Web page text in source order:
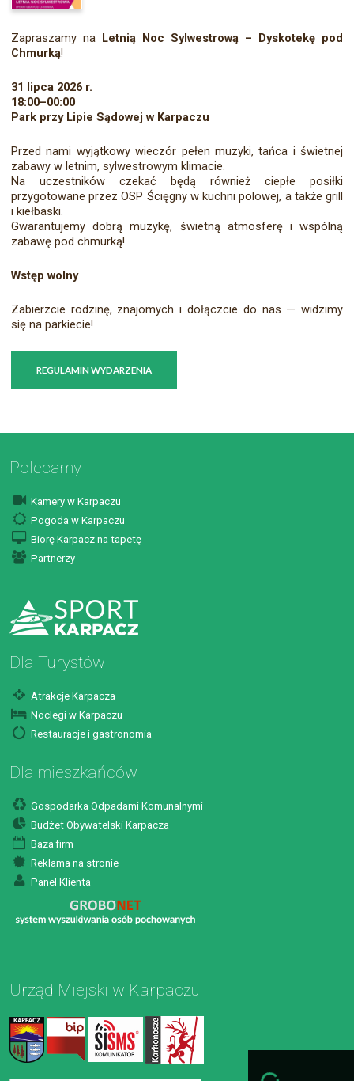
Zapraszamy na Letnią Noc Sylwestrową – Dyskotekę pod
Chmurką!
31 lipca 2026 r.
18:00–00:00
Park przy Lipie Sądowej w Karpaczu
Przed nami wyjątkowy wieczór pełen muzyki, tańca i świetnej
zabawy w letnim, sylwestrowym klimacie.
Na uczestników czekać będą również ciepłe posiłki
przygotowane przez OSP Ścięgny w kuchni polowej, a także grill
i kiełbaski.
Gwarantujemy dobrą muzykę, świetną atmosferę i wspólną
zabawę pod chmurką!
Wstęp wolny
Zabierzcie rodzinę, znajomych i dołączcie do nas — widzimy
się na parkiecie!
REGULAMIN WYDARZENIA
Polecamy
Kamery w Karpaczu
Pogoda w Karpaczu
Biorę Karpacz na tapetę
Partnerzy
Dla Turystów
Atrakcje Karpacza
Noclegi w Karpaczu
Restauracje i gastronomia
Dla mieszkańców
Gospodarka Odpadami Komunalnymi
Budżet Obywatelski Karpacza
Baza firm
Reklama na stronie
Panel Klienta
Urząd Miejski w Karpaczu